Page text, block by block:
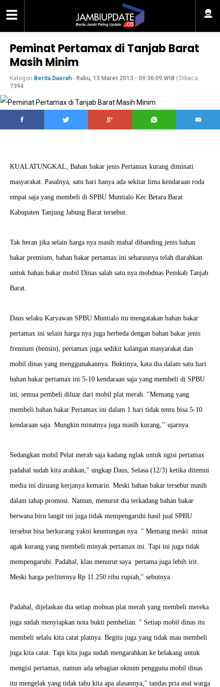
Peminat Pertamax di Tanjab Barat
Masih Minim
Kategori Berita Daerah - Rabu, 13 Maret 2013 - 09:36:09 WIB | Dibaca:
7394
KUALATUNGKAL, Bahan bakar jenis Pertamax kurang diminati
masyarakat. Pasalnya, satu hari hanya ada sekitar lima kendaraan roda
empat saja yang membeli di SPBU Muntialo Kec Betara Barat
Kabupaten Tanjung Jabung Barat tersebut.
Tak heran jika selain harga nya masih mahal dibanding jenis bahan
bakar premium, bahan bakar pertamax ini seharusnya telah diarahkan
untuk bahan bakar mobil Dinas salah satu nya mobdnas Pemkab Tanjab
Barat.
Daus selaku Karyawan SPBU Muntialo itu mengatakan bahan bakar
pertamax ini selain harga nya juga berbeda dengan bahan bakar jenis
fremium (bensin), pertamax juga sedikit kalangan masyarakat dan
mobil dinas yang menggunakannya. Buktinya, kata dia dalam satu hari
bahan bakar pertamax ini 5-10 kendaraan saja yang membeli di SPBU
ini, semua pembeli diluar dari mobil plat merah. "Memang yang
membeli bahan bakar Pertamax ini dalam 1 hari tidak tentu bisa 5-10
kendaraan saja. Mungkin minatnya juga masih kurang,’’ ujarnya.
Sedangkan mobil Pelat merah saja kadang nglak untuk ngisi pertamax
padahal sudah kita arahkan," ungkap Daus, Selasa (12/3) ketika ditemui
media ini diruang kerjanya kemarin. Meski bahan bakar tersebut masih
dalam tahap promosi. Namun, menurut dia terkadang bahan bakar
berwana biru langit ini juga tidak mempengaruhi hasil jual SPBU
tersebut bisa berkurang yakni keuntungan nya. " Memang meski minat
agak kurang yang membeli minyak pertamax ini. Tapi ini juga tidak
mempengaruhi. Padahal, klau menurut saya pertama juga lebih irit.
Meski harga perliternya Rp 11.250 ribu rupiah," sebutnya.
Padahal, dijelaskan dia setiap mobnas plat merah yang membeli mereka
juga sudah menyiapkan nota bukti pembelian. " Setiap mobil dinas itu
membeli selalu kita catat platnya. Begitu juga yang tidak mau membeli
juga kita catat. Tapi kita juga sudah mengarahkan ke belakang untuk
mengisi pertamax, namun ada sebagian oknum pengguna mobil dinas
itu mengelak yang tidak tahu kita apa alasannya," tandas pria asal warga